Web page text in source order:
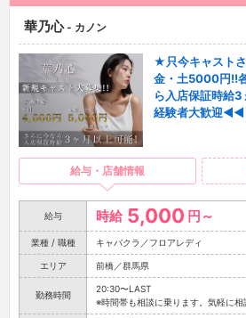
華乃心- カノン
★只今キャスト
金・土5000円!!
ら入店保証時
経験者大歓迎◀◀
給与・店舗情報
給与 時給 5,000 円～
業種 / 職種 キャバクラ／フロアレディ
エリア 前橋／群馬県
勤務時間
20:30〜LAST
※時間帯も相談に乗ります。気軽に